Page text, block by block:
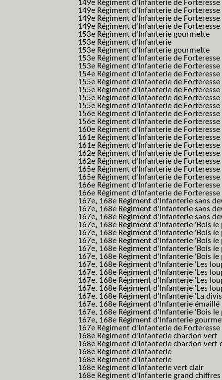
149e Régiment d'Infanterie de
149e Régiment d'Infanterie de
149e Régiment d'Infanterie de
149e Régiment d'Infanterie de
153e Régiment d'Infanterie gourmette
153e Régiment d'Infanterie
153e Régiment d'Infanterie gourmette
153e Régiment d'Infanterie de
153e Régiment d'Infanterie de
154e Régiment d'Infanterie de Forteresse
155e Régiment d'Infanterie de
155e Régiment d'Infanterie de
155e Régiment d'Infanterie de
155e Régiment d'Infanterie de
156e Régiment d'Infanterie de Forteresse
156e Régiment d'Infanterie de
160e Régiment d'Infanterie de
161e Régiment d'Infanterie de Forteresse
161e Régiment d'Infanterie de
162e Régiment d'Infanterie de Forteresse
162e Régiment d'Infanterie de
165e Régiment d'Infanterie de Forteresse
165e Régiment d'Infanterie de Forteresse
166e Régiment d'Infanterie de Forteresse
166e Régiment d'Infanterie de Forteresse
167e, 168e Régiment d'Infanterie sans
167e, 168e Régiment d'Infanterie sans
167e, 168e Régiment d'Infanterie sans
167e, 168e Régiment d'Infanterie 'Bois
167e, 168e Régiment d'Infanterie 'Bois
167e, 168e Régiment d'Infanterie 'Bois
167e, 168e Régiment d'Infanterie 'Bois
167e, 168e Régiment d'Infanterie 'Bois
167e, 168e Régiment d'Infanterie 'Les
167e, 168e Régiment d'Infanterie 'Les
167e, 168e Régiment d'Infanterie 'Les
167e, 168e Régiment d'Infanterie 'Les
167e, 168e Régiment d'Infanterie 'La
167e, 168e Régiment d'Infanterie émaillé
167e, 168e Régiment d'Infanterie 'Bois
167e, 168e Régiment d'Infanterie
167e Régiment d'Infanterie de
168e Régiment d'Infanterie chardon vert
168e Régiment d'Infanterie chardon vert
168e Régiment d'Infanterie
168e Régiment d'Infanterie
168e Régiment d'Infanterie vert clair
168e Régiment d'Infanterie grand chiffres